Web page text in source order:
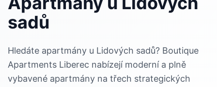
sadů
Hledáte apartmány u Lidových sadů? Boutique
Apartments Liberec nabízejí moderní a plně
vybavené apartmány na třech strategických